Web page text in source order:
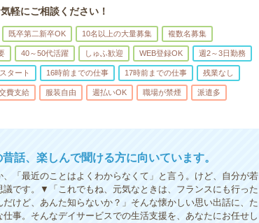
軽にご相談ください！
既卒第二新卒OK 10名以上の大量募集 複数名募集
40～50代活躍 しゅふ歓迎 WEB登録OK 週2～3日勤務
タート 16時前までの仕事 17時前までの仕事 残業なし
費支給 服装自由 週払いOK 職場が禁煙 派遣多
話、楽しんで聞ける方に向いています。
「最近のことはよくわからなくて」と言う。けど、自分が若
です。▼「これでもね、元気なときは、フランスにも行った
けど、あんた知らないか？」そんな懐かしい思い出話に、た
事。そんなデイサービスでの生活支援を、あなたにお任せし